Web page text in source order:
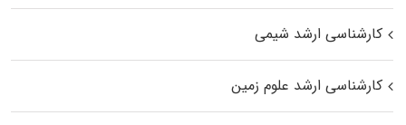
کارشناسی ارشد شیمی
کارشناسی ارشد علوم زمین